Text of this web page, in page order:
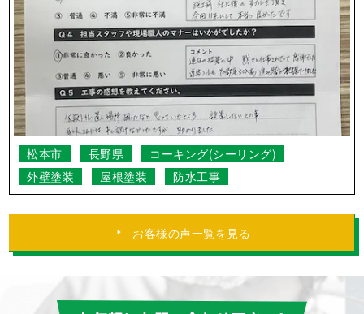
松本市 長野県
コーキング(シーリング)
外壁塗装
屋根塗装 防水工事
お客様の声一覧を見る